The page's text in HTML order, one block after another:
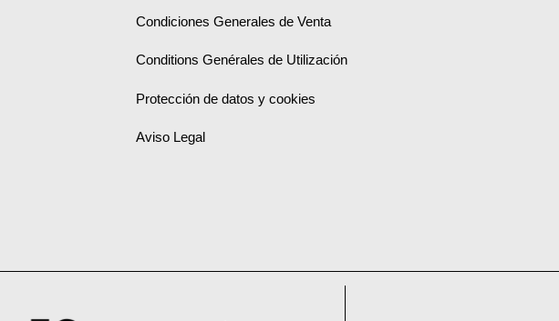
Condiciones Generales de Venta
Conditions Genérales de Utilización
Protección de datos y cookies
Aviso Legal